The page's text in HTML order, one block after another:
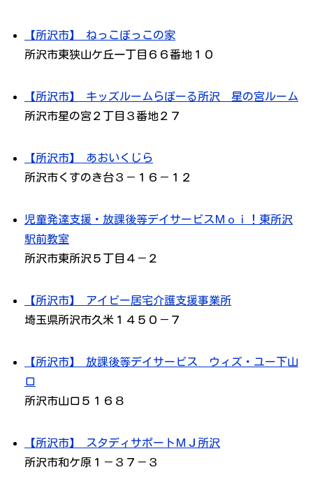
【所沢市】 ねっこぼっこの家
所沢市東狭山ケ丘一丁目６６番地１０
【所沢市】 キッズルームらぽーる所沢 星の宮ルーム
所沢市星の宮２丁目３番地２７
【所沢市】 あおいくじら
所沢市くすのき台３－１６－１２
児童発達支援・放課後等デイサービスＭｏｉ！東所沢
駅前教室
所沢市東所沢５丁目４－２
【所沢市】 アイビー居宅介護支援事業所
埼玉県所沢市久米１４５０－７
【所沢市】 放課後等デイサービス ウィズ・ユー下山
口
所沢市山口５１６８
【所沢市】 スタディサポートＭＪ所沢
所沢市和ケ原１－３７－３